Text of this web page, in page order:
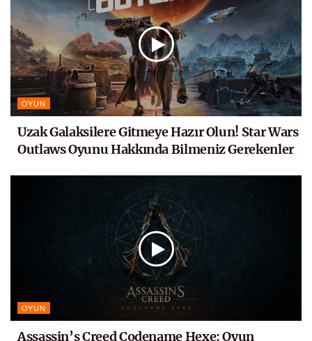
OYUN
Uzak Galaksilere Gitmeye Hazır Olun! Star Wars
Outlaws Oyunu Hakkında Bilmeniz Gerekenler
OYUN
Assassin’s Creed Codename Hexe: Oyun